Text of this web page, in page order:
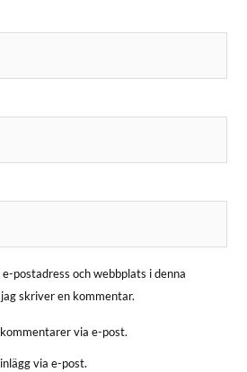
postadress och webbplats i denna
skriver en kommentar.
via e-post.
via e-post.